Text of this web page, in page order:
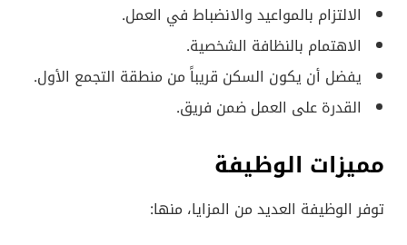
الالتزام بالمواعيد والانضباط في العمل.
الاهتمام بالنظافة الشخصية.
يفضل أن يكون السكن قريباً من منطقة التجمع الأول.
القدرة على العمل ضمن فريق.
مميزات الوظيفة
توفر الوظيفة العديد من المزايا، منها: